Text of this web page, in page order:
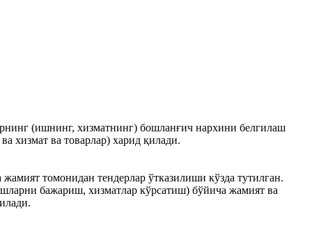
(ишнинг, хизматнинг) бошланғич нархини белгилаш
хизмат ва товарлар) харид қилади.
томонидан тендерлар ўтказилиши кўзда тутилган.
бажариш, хизматлар кўрсатиш) бўйича жамият ва